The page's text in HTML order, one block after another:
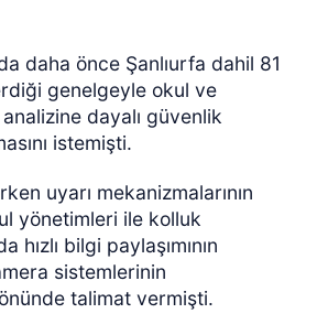
daha önce Şanlıurfa dahil 81
genelgeyle okul ve
dayalı güvenlik
istemişti.
uyarı mekanizmalarının
yönetimleri ile kolluk
hızlı bilgi paylaşımının
sistemlerinin
talimat vermişti.